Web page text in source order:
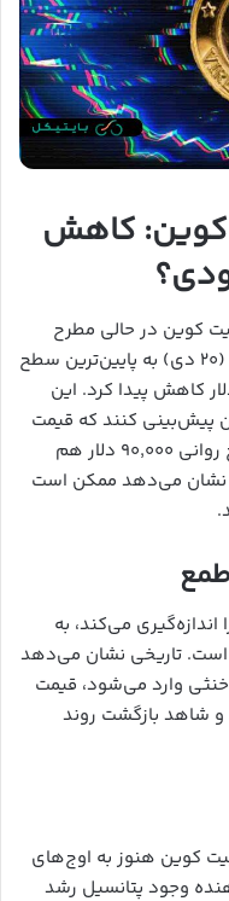
کوین: کاهش
کوین در حالی مطرح
می‌شود که این ارز دیجیتال در ۹ ژانویه (۲۰ دی) به پایین‌ترین سطح
از اول دسامبر رسید و به ۹۱,۰۵۵ دلار کاهش پیدا کرد. این
پیش‌بینی کنند که قیمت
بیت کوین ممکن است حتی به زیر سطح روانی ۹۰,۰۰۰ دلار هم
نشان می‌دهد ممکن است
می‌کند، به
۱۴ اکتبر رسیده است. تاریخی نشان می‌دهد
وارد می‌شود، قیمت
شاهد بازگشت روند
کوین هنوز به اوج‌های
وجود پتانسیل رشد